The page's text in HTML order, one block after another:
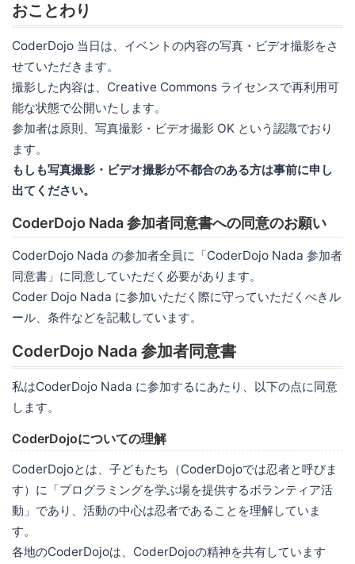
おことわり
CoderDojo 当日は、イベントの内容の写真・ビデオ撮影をさ
せていただきます。
撮影した内容は、Creative Commons ライセンスで再利用可
能な状態で公開いたします。
参加者は原則、写真撮影・ビデオ撮影 OK という認識でおり
ます。
もしも写真撮影・ビデオ撮影が不都合のある方は事前に申し
出てください。
CoderDojo Nada 参加者同意書への同意のお願い
CoderDojo Nada の参加者全員に「CoderDojo Nada 参加者
同意書」に同意していただく必要があります。
Coder Dojo Nada に参加いただく際に守っていただくべきル
ール、条件などを記載しています。
CoderDojo Nada 参加者同意書
私はCoderDojo Nada に参加するにあたり、以下の点に同意
します。
CoderDojoについての理解
CoderDojoとは、子どもたち（CoderDojoでは忍者と呼びま
す）に「プログラミングを学ぶ場を提供するボランティア活
動」であり、活動の中心は忍者であることを理解していま
す。
各地のCoderDojoは、CoderDojoの精神を共有しています